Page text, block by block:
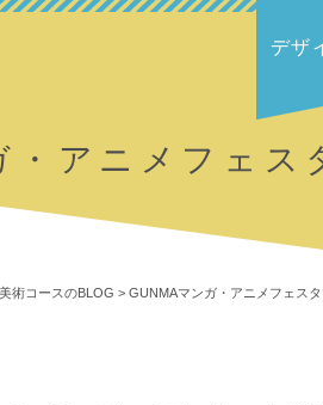
デザ
アニメフェス
術コースのBLOG > GUNMAマンガ・アニメフェス